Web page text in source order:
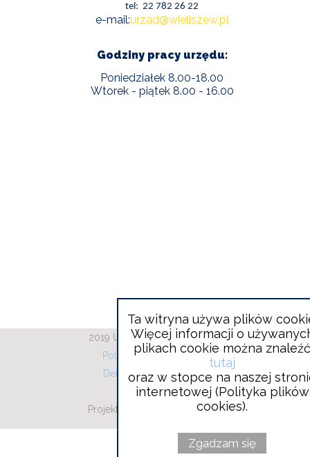
Ta witryna używa plików
Więcej informacji o
plikach cookie można znaleźć
tutaj
oraz w stopce na naszej
internetowej (Polityka plików
cookies).
Zgadzam się
tel: 22 782 26 22
e-mail:urzad@wieliszew.pl
Godziny pracy urzędu:
Poniedziałek 8.00-18.00
Wtorek - piątek 8.00 - 16.00
2019 Urząd Gminy Wieliszew
Polityka plików cookies
Deklaracja dostępności
RODO
Projekt i wykonanie:
in
new
window
Vobacom